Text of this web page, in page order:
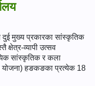
दुई मुख्य प्रकारका सांस्कृतिक
क्षेत्र-व्यापी उत्सव
सांस्कृतिक र कला
योजना) हङकङका प्रत्येक 18